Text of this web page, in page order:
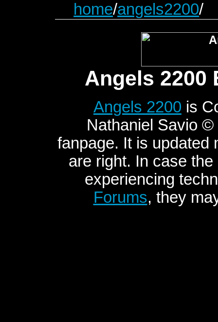
home/angels2200/
Angels 2200
Angels 2200 is
Nathaniel Savio
fanpage. It is updated
are right. In case
experiencing
Forums, they